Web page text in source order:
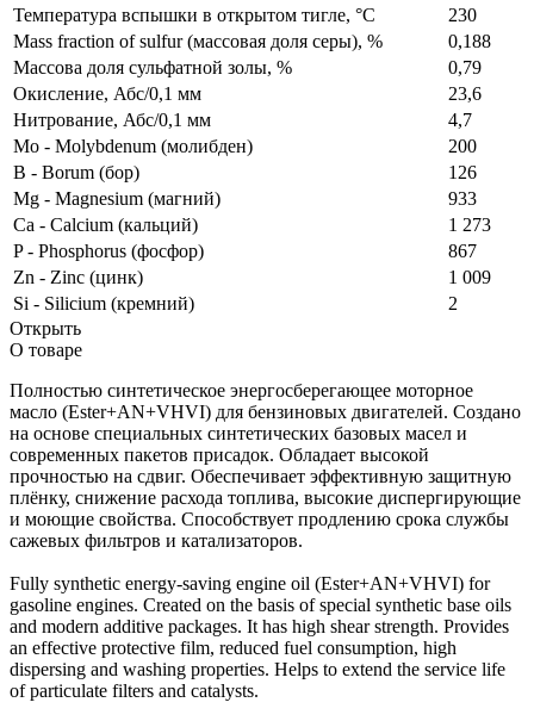
Температура вспышки в открытом тигле, °C
230
Mass fraction of sulfur (массовая доля серы), %
0,188
Массова доля сульфатной золы, %
0,79
Окисление, Абс/0,1 мм
23,6
Нитрование, Абс/0,1 мм
4,7
Mo - Molybdenum (молибден)
200
B - Borum (бор)
126
Mg - Magnesium (магний)
933
Ca - Calcium (кальций)
1 273
P - Phosphorus (фосфор)
867
Zn - Zinc (цинк)
1 009
Si - Silicium (кремний)
2
Открыть
О товаре
Полностью синтетическое энергосберегающее моторное
масло (Ester+AN+VHVI) для бензиновых двигателей. Создано
на основе специальных синтетических базовых масел и
современных пакетов присадок. Обладает высокой
прочностью на сдвиг. Обеспечивает эффективную защитную
плёнку, снижение расхода топлива, высокие диспергирующие
и моющие свойства. Способствует продлению срока службы
сажевых фильтров и катализаторов.
Fully synthetic energy-saving engine oil (Ester+AN+VHVI) for
gasoline engines. Created on the basis of special synthetic base oils
and modern additive packages. It has high shear strength. Provides
an effective protective film, reduced fuel consumption, high
dispersing and washing properties. Helps to extend the service life
of particulate filters and catalysts.